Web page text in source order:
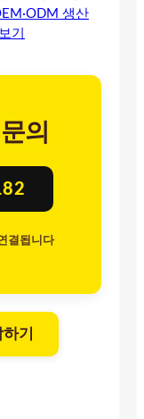
생산
기
의
결됩니다
기